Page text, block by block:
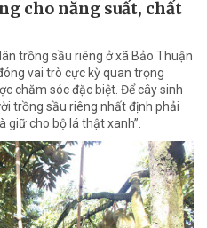
cho năng suất, chất
trồng sầu riêng ở xã Bảo Thuận
vai trò cực kỳ quan trọng
chăm sóc đặc biệt. Để cây sinh
trồng sầu riêng nhất định phải
giữ cho bộ lá thật xanh”.